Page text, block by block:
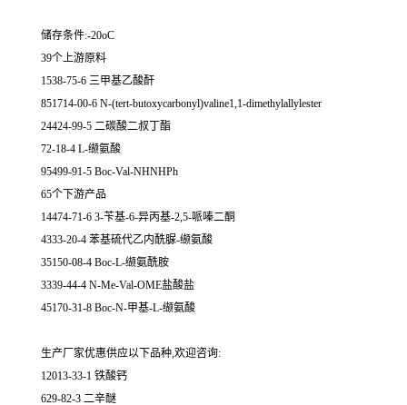
储存条件:-20oC
39个上游原料
1538-75-6 三甲基乙酸酐
851714-00-6 N-(tert-butoxycarbonyl)valine1,1-dimethylallylester
24424-99-5 二碳酸二叔丁酯
72-18-4 L-缬氨酸
95499-91-5 Boc-Val-NHNHPh
65个下游产品
14474-71-6 3-苄基-6-异丙基-2,5-哌嗪二酮
4333-20-4 苯基硫代乙内酰脲-缬氨酸
35150-08-4 Boc-L-缬氨酰胺
3339-44-4 N-Me-Val-OME盐酸盐
45170-31-8 Boc-N-甲基-L-缬氨酸
生产厂家优惠供应以下品种,欢迎咨询:
12013-33-1 铁酸钙
629-82-3 二辛醚